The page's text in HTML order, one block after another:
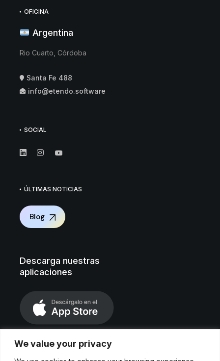
We value your privacy
OFICINA
Argentina
Rio Cuarto, Córdoba
Santa Fe 488
info@etendo.software
SOCIAL
ÚLTIMAS NOTICIAS
Blog
Descarga nuestras
aplicaciones